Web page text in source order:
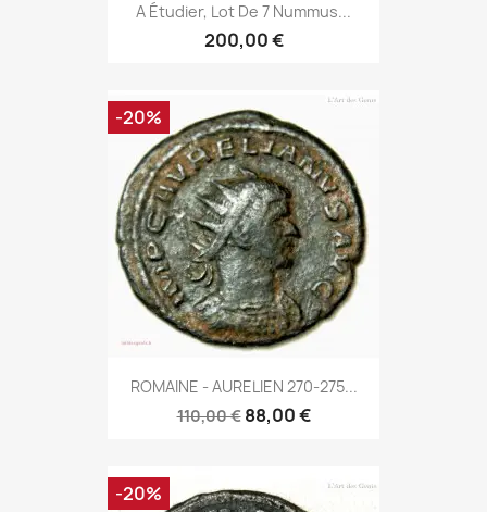
A Étudier, Lot De 7 Nummus...
200,00 €
ROMAINE - AURELIEN 270-275...
110,00 € 88,00 €
-20%
-20%